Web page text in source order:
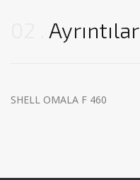
Ayrıntılar
SHELL OMALA F 460